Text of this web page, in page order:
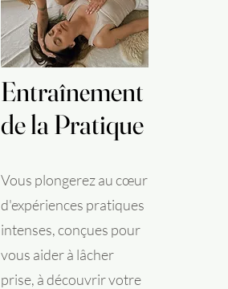
Entraînement
de la Pratique
Entraînement
de la Pratique
Vous plongerez au cœur
d'expériences pratiques
intenses, conçues pour
vous aider à lâcher
prise, à découvrir votre